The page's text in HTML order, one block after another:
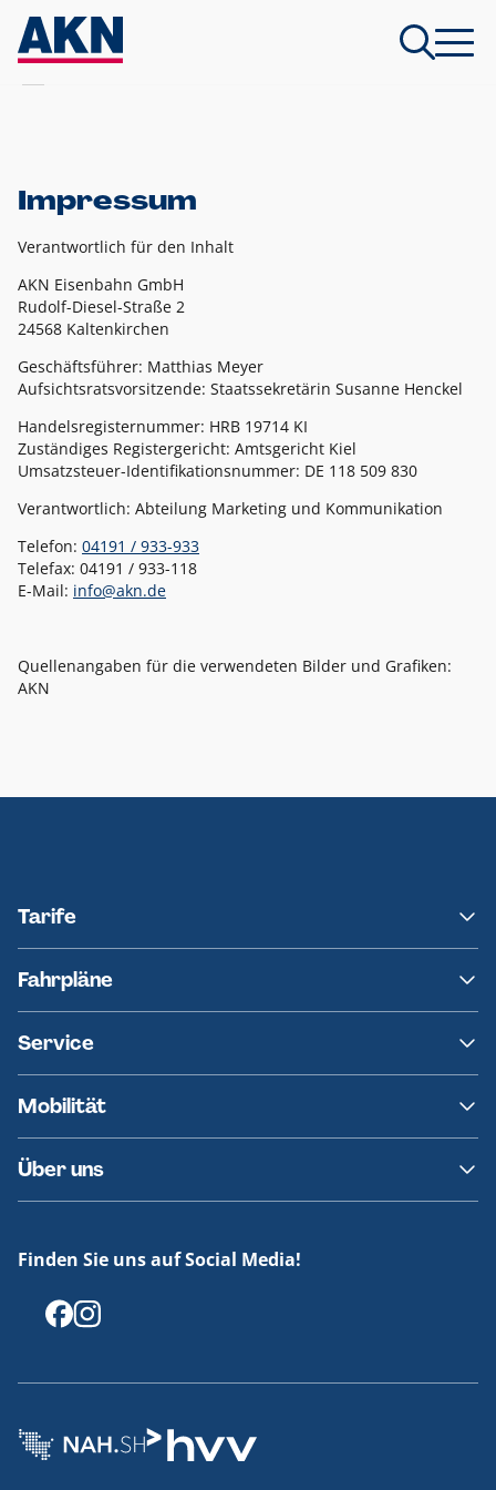
Impressum
Verantwortlich für den Inhalt
AKN Eisenbahn GmbH
Rudolf-Diesel-Straße 2
24568 Kaltenkirchen
Geschäftsführer: Matthias Meyer
Aufsichtsratsvorsitzende: Staatssekretärin Susanne Henckel
Handelsregisternummer: HRB 19714 KI
Zuständiges Registergericht: Amtsgericht Kiel
Umsatzsteuer-Identifikationsnummer: DE 118 509 830
Verantwortlich: Abteilung Marketing und Kommunikation
Telefon: 04191 / 933-933
Telefax: 04191 / 933-118
E-Mail: info@akn.de
Quellenangaben für die verwendeten Bilder und Grafiken:
AKN
Tarife
hvv
Fahrpläne
Ersatzverkehr
AKN News-Service
Service
Fundsachen
Häufige Fragen
Mobilität
Barrierefreies Reisen
Erklärung Barrierefreiheit
Über uns
Offenlegungen
Finden Sie uns auf Social Media!